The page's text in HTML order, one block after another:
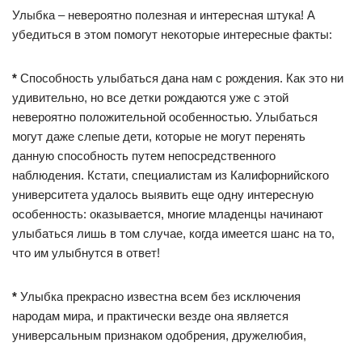
Улыбка – невероятно полезная и интересная штука! А
убедиться в этом помогут некоторые интересные факты:
* Способность улыбаться дана нам с рождения. Как это ни
удивительно, но все детки рождаются уже с этой
невероятно положительной особенностью. Улыбаться
могут даже слепые дети, которые не могут перенять
данную способность путем непосредственного
наблюдения. Кстати, специалистам из Калифорнийского
университета удалось выявить еще одну интересную
особенность: оказывается, многие младенцы начинают
улыбаться лишь в том случае, когда имеется шанс на то,
что им улыбнутся в ответ!
* Улыбка прекрасно известна всем без исключения
народам мира, и практически везде она является
универсальным признаком одобрения, дружелюбия,